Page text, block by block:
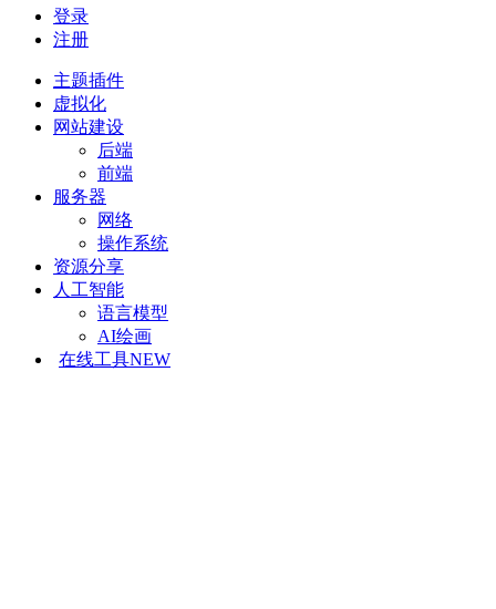
登录
注册
主题插件
虚拟化
网站建设
后端
前端
服务器
网络
操作系统
资源分享
人工智能
语言模型
AI绘画
在线工具NEW